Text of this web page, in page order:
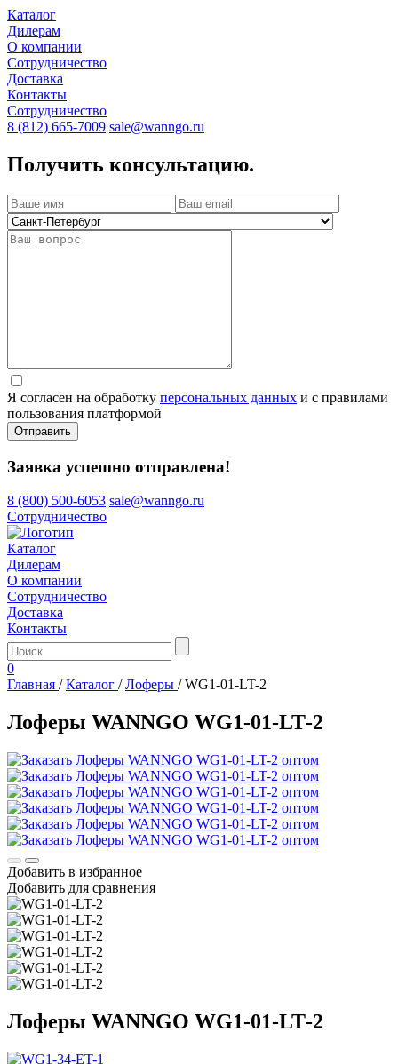
Каталог
Дилерам
О компании
Сотрудничество
Доставка
Контакты
Сотрудничество
8 (812) 665-7009 sale@wanngo.ru
Получить консультацию.
Я согласен на обработку персональных данных и с правилами
пользования платформой
Отправить
Заявка успешно отправлена!
8 (800) 500-6053 sale@wanngo.ru
Сотрудничество
Каталог
Дилерам
О компании
Сотрудничество
Доставка
Контакты
0
Главная / Каталог / Лоферы / WG1-01-LT-2
Лоферы WANNGO WG1‑01‑LT‑2
Добавить в избранное
Добавить для сравнения
Лоферы WANNGO WG1‑01‑LT‑2